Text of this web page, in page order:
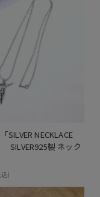
SILVER NECKLACE
SILVER925製 ネック
)